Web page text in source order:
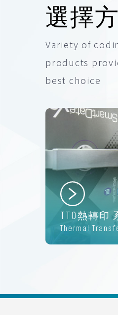
選擇
Variety of
products
best choice
TTO熱轉印
Thermal